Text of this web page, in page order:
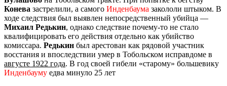
Конева застрелили, а самого Инденбаума закололи штыком. В
ходе следствия был выявлен непосредственный убийца —
Михаил Редькин, однако следствие почему-то не стало
квалифицировать его действия отдельно как убийство
комиссара. Редькин был арестован как рядовой участник
восстания и впоследствии умер в Тобольском исправдоме в
августе 1922 года. В год своей гибели «старому» большевику
Инденбауму едва минуло 25 лет